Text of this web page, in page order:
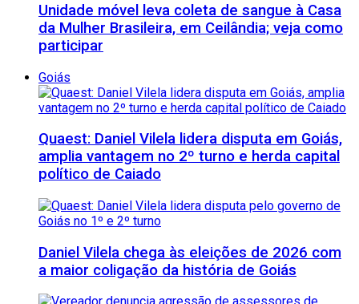
Unidade móvel leva coleta de sangue à Casa
da Mulher Brasileira, em Ceilândia; veja como
participar
Goiás
Quaest: Daniel Vilela lidera disputa em Goiás,
amplia vantagem no 2º turno e herda capital
político de Caiado
Daniel Vilela chega às eleições de 2026 com
a maior coligação da história de Goiás